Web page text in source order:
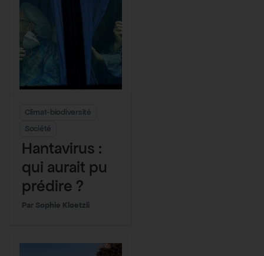
Climat-biodiversité
Société
Hantavirus :
qui aurait pu
prédire ?
Sophie Kloetzli